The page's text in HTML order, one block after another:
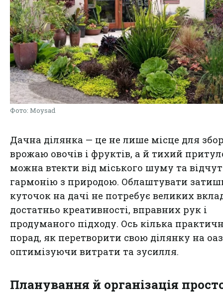
Фото: Moysad
Дачна ділянка — це не лише місце для
врожаю овочів і фруктів, а й тихий
можна втекти від міського шуму та
гармонію з природою. Облаштувати
куточок на дачі не потребує великих
достатньо креативності, вправних рук і
продуманого підходу. Ось кілька
порад, як перетворити свою ділянку на
оптимізуючи витрати та зусилля.
Планування й організація